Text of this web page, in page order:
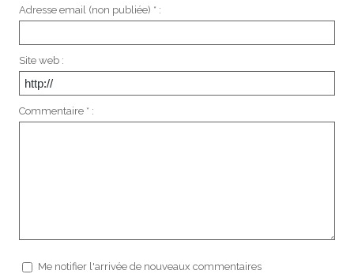
Adresse email (non publiée) * :
Site web :
Commentaire * :
Me notifier l'arrivée de nouveaux commentaires